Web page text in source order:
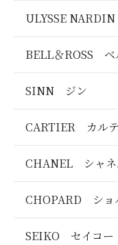
ULYSSE
BELL＆ROSS ベ
SINN ジン
CARTIER カル
CHANEL シャ
CHOPARD ショ
SEIKO セイコー